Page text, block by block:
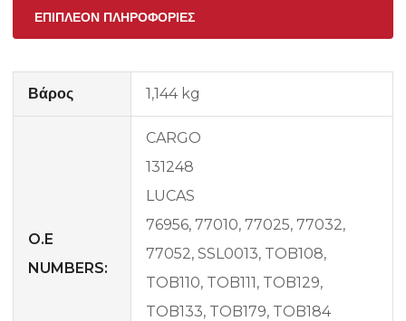
ΕΠΙΠΛΈΟΝ ΠΛΗΡΟΦΟΡΊΕΣ
Βάρος 1,144 kg
O.E
NUMBERS:
CARGO
131248
LUCAS
76956, 77010, 77025, 77032,
77052, SSL0013, TOB108,
TOB110, TOB111, TOB129,
TOB133, TOB179, TOB184